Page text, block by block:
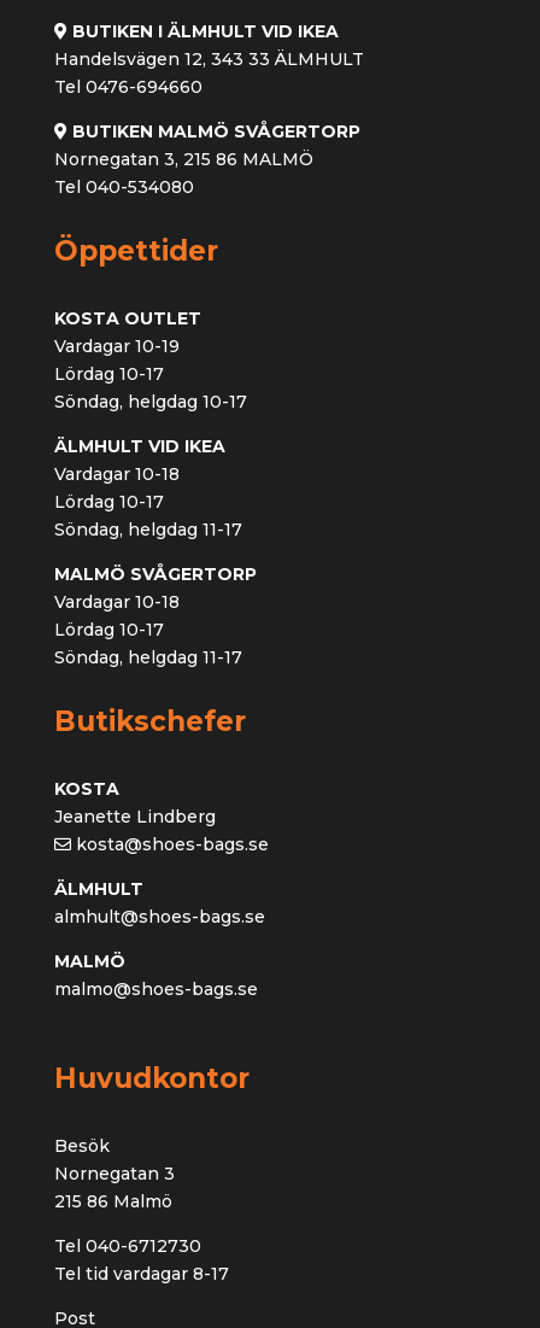
BUTIKEN I ÄLMHULT VID IKEA
Handelsvägen 12, 343 33 ÄLMHULT
Tel 0476-694660
BUTIKEN MALMÖ SVÅGERTORP
Nornegatan 3, 215 86 MALMÖ
Tel 040-534080
Öppettider
KOSTA OUTLET
Vardagar 10-19
Lördag 10-17
Söndag, helgdag 10-17
ÄLMHULT VID IKEA
Vardagar 10-18
Lördag 10-17
Söndag, helgdag 11-17
MALMÖ SVÅGERTORP
Vardagar 10-18
Lördag 10-17
Söndag, helgdag 11-17
Butikschefer
KOSTA
Jeanette Lindberg
kosta@shoes-bags.se
ÄLMHULT
almhult@shoes-bags.se
MALMÖ
malmo@shoes-bags.se
Huvudkontor
Besök
Nornegatan 3
215 86 Malmö
Tel 040-6712730
Tel tid vardagar 8-17
Post